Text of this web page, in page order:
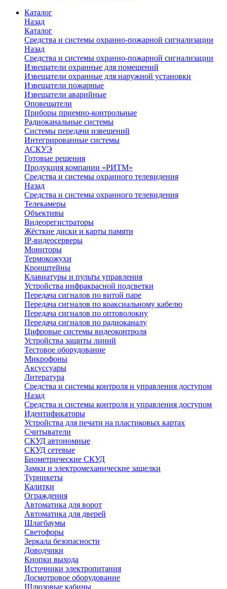
Каталог
Назад
Каталог
Средства и системы охранно-пожарной сигнализации
Назад
Средства и системы охранно-пожарной сигнализации
Извещатели охранные для помещений
Извещатели охранные для наружной установки
Извещатели пожарные
Извещатели аварийные
Оповещатели
Приборы приемно-контрольные
Радиоканальные системы
Системы передачи извещений
Интегрированные системы
АСКУЭ
Готовые решения
Продукция компании «РИТМ»
Средства и системы охранного телевидения
Назад
Средства и системы охранного телевидения
Телекамеры
Объективы
Видеорегистраторы
Жёсткие диски и карты памяти
IP-видеосерверы
Мониторы
Термокожухи
Кронштейны
Клавиатуры и пульты управления
Устройства инфракрасной подсветки
Передача сигналов по витой паре
Передача сигналов по коаксиальному кабелю
Передача сигналов по оптоволокну
Передача сигналов по радиоканалу
Цифровые системы видеоконтроля
Устройства защиты линий
Тестовое оборудование
Микрофоны
Аксуссуары
Литература
Средства и системы контроля и управления доступом
Назад
Средства и системы контроля и управления доступом
Идентификаторы
Устройства для печати на пластиковых картах
Считыватели
СКУД автономные
СКУД сетевые
Биометрические СКУД
Замки и электромеханические защелки
Турникеты
Калитки
Ограждения
Автоматика для ворот
Автоматика для дверей
Шлагбаумы
Светофоры
Зеркала безопасности
Доводчики
Кнопки выхода
Источники электропитания
Досмотровое оборудование
Шлюзовые кабины